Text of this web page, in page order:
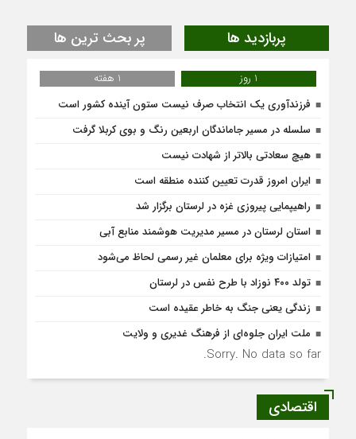
پربازدید ها پر بحث ترین ها
1 روز
1 هفته
فرزندآوری یک انتخاب صرف نیست ستون آینده کشور است
سلسله در مسیر جاماندگان اربعین رنگ و بوی کربلا گرفت
هیچ سعادتی بالاتر از شهادت نیست
ایران امروز قدرت تعیین کننده منطقه است
راهیپمایی پیروزی غزه در لرستان برگزار شد
استان لرستان در مسیر مدیریت هوشمند منابع آبی
امتیازات ویژه برای معلمان غیر رسمی لحاظ می‌شود
تولد ۴۰۰ نوزاد با طرح نفس در لرستان
زندگی یعنی جنگ به‌ خاطر عقیده است
ملت ایران جلوه‌ای از فرهنگ غدیری و ولایت
Sorry. No data so far.
اقتصادی